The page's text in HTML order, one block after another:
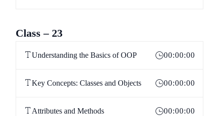
Class – 23
Understanding the Basics of OOP 00:00:00
Key Concepts: Classes and Objects 00:00:00
Attributes and Methods 00:00:00